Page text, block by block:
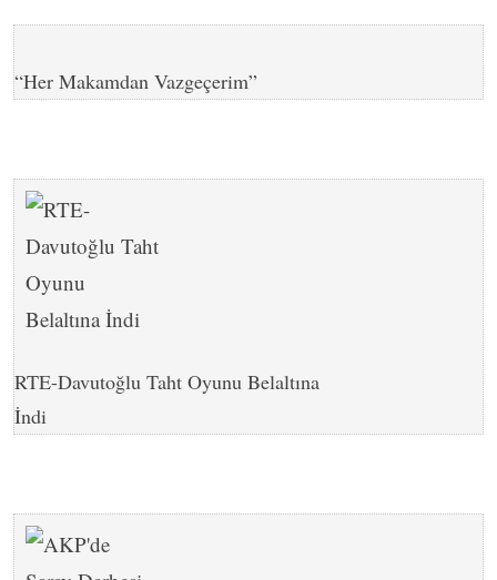
“Her Makamdan Vazgeçerim”
RTE-Davutoğlu Taht Oyunu Belaltına
İndi